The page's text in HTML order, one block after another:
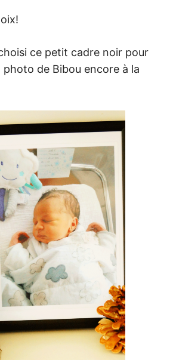
ce petit cadre noir pour
de Bibou encore à la